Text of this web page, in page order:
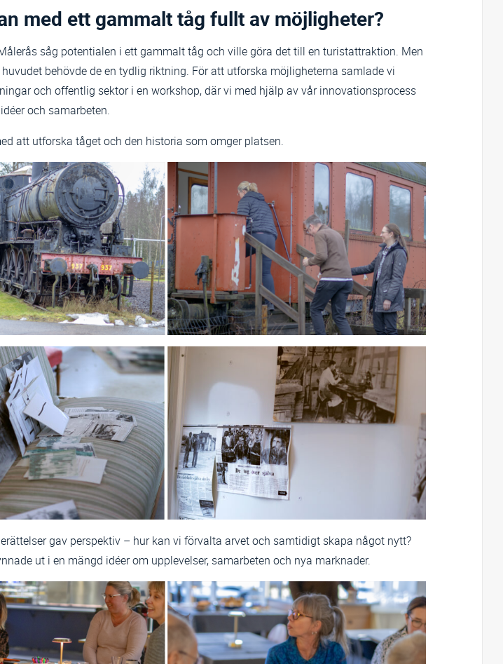
med ett gammalt tåg fullt av möjligheter?
såg potentialen i ett gammalt tåg och ville göra det till en turistattraktion. Men
behövde de en tydlig riktning. För att utforska möjligheterna samlade vi
och offentlig sektor i en workshop, där vi med hjälp av vår innovationsprocess
och samarbeten.
att utforska tåget och den historia som omger platsen.
gav perspektiv – hur kan vi förvalta arvet och samtidigt skapa något nytt?
ut i en mängd idéer om upplevelser, samarbeten och nya marknader.